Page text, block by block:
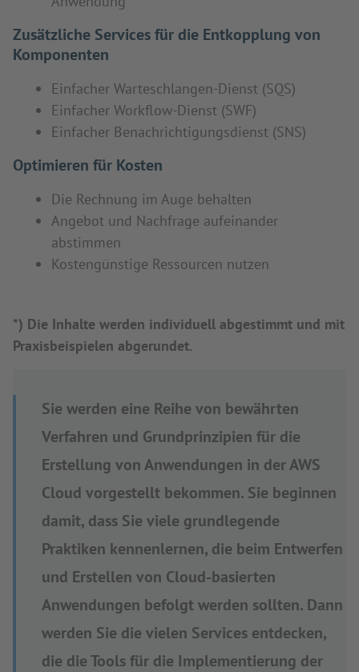
Zusätzliche Services für die Entkopplung von
Komponenten
Einfacher Warteschlangen-Dienst (SQS)
Einfacher Workflow-Dienst (SWF)
Einfacher Benachrichtigungsdienst (SNS)
Optimieren für Kosten
Die Rechnung im Auge behalten
Angebot und Nachfrage aufeinander
abstimmen
Kostengünstige Ressourcen nutzen
*) Die Inhalte werden individuell abgestimmt und mit
Praxisbeispielen abgerundet.
Sie werden eine Reihe von bewährten
Verfahren und Grundprinzipien für die
Erstellung von Anwendungen in der AWS
Cloud vorgestellt bekommen. Sie beginnen
damit, dass Sie viele grundlegende
Praktiken kennenlernen, die beim Entwerfen
und Erstellen von Cloud-basierten
Anwendungen befolgt werden sollten. Dann
werden Sie die vielen Services entdecken,
die die Tools für die Implementierung der